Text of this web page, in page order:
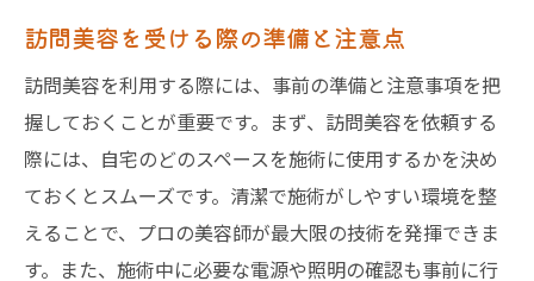
訪問美容を受ける際の準備と注意点
訪問美容を利用する際には、事前の準備と注意事項を把
握しておくことが重要です。まず、訪問美容を依頼する
際には、自宅のどのスペースを施術に使用するかを決め
ておくとスムーズです。清潔で施術がしやすい環境を整
えることで、プロの美容師が最大限の技術を発揮できま
す。また、施術中に必要な電源や照明の確認も事前に行